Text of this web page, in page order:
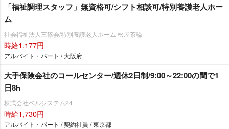
「福祉調理スタッフ」無資格可/シフト相談可/特別養護老人ホー
ム
社会福祉法人三篠会/特別養護老人ホーム 松屋茶論
時給1,177円
アルバイト・パート / 大阪府
大手保険会社のコールセンター/週休2日制/9:00～22:00の間で1
日8h
株式会社ベルシステム24
時給1,730円
アルバイト・パート / 契約社員 / 東京都